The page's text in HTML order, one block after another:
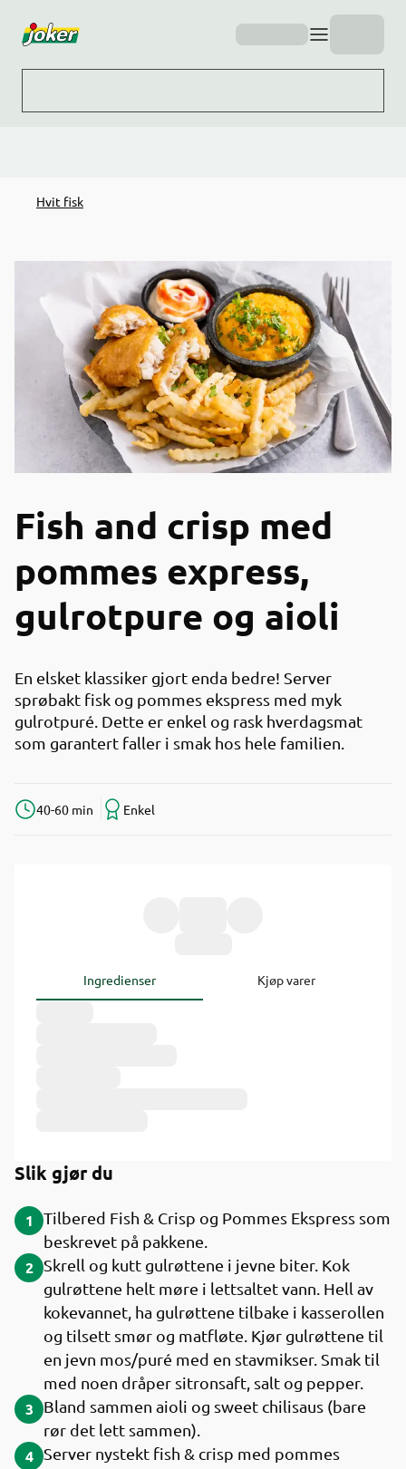
Hvit fisk
Fish and crisp med
pommes express,
gulrotpure og aioli
En elsket klassiker gjort enda bedre! Server
sprøbakt fisk og pommes ekspress med myk
gulrotpuré. Dette er enkel og rask hverdagsmat
som garantert faller i smak hos hele familien.
40-60 min Enkel
Ingredienser Kjøp varer
Slik gjør du
1
Tilbered Fish & Crisp og Pommes Ekspress som
beskrevet på pakkene.
2 Skrell og kutt gulrøttene i jevne biter. Kok
gulrøttene helt møre i lettsaltet vann. Hell av
kokevannet, ha gulrøttene tilbake i kasserollen
og tilsett smør og matfløte. Kjør gulrøttene til
en jevn mos/puré med en stavmikser. Smak til
med noen dråper sitronsaft, salt og pepper.
3
Bland sammen aioli og sweet chilisaus (bare
rør det lett sammen).
4 Server nystekt fish & crisp med pommes